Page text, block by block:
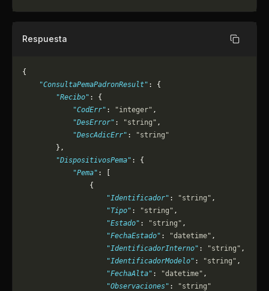
Respuesta Copiar
{
    "ConsultaPemaPadronResult"
: {
        "Recibo"
: {
            "CodErr"
: "integer" ,
            "DesError"
: "string" ,
            "DescAdicErr"
:
"string"
        },
        "DispositivosPema"
: {
            "Pema"
: [
                {
                    "Identificador"
: "string" ,
                    "Tipo"
: "string" ,
                    "Estado"
: "string" ,
                    "FechaEstado"
: "datetime" ,
                    "IdentificadorInterno"
: "string" ,
                    "IdentificadorModelo"
: "string" ,
                    "FechaAlta"
: "datetime" ,
                    "Observaciones"
:
"string"